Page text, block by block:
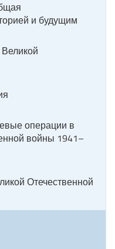
и будущим
операции в
войны 1941–
Отечественной